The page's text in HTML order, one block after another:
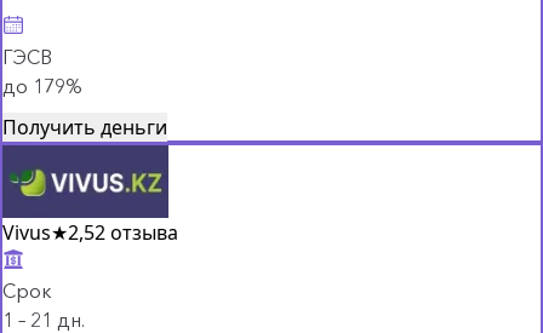
ГЭСВ
до 179%
Получить деньги
Vivus★2,52 отзыва
Срок
1 – 21 дн.